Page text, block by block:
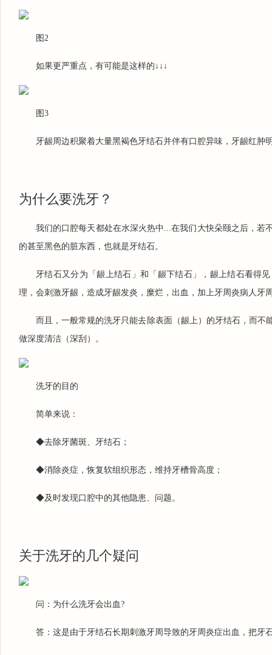
图2
如果更严重点，有可能是这样的↓↓↓
图3
牙龈周边积聚着大量黑褐色牙结石并伴有口腔异味，牙龈红肿
为什么要洗牙？
我们的口腔每天都处在水深火热中...在我们大快朵颐之后，若
的甚至黑色的脏东西，也就是牙结石。
牙结石又分为「龈上结石」和「龈下结石」，龈上结石看得
理，会刺激牙龈，造成牙龈发炎，糜烂，出血，加上牙周炎病人牙
而且，一般常规的洗牙只能去除表面（龈上）的牙结石，而
做深度清洁（深刮）。
洗牙的目的
简单来说：
◆去除牙菌斑、牙结石；
◆消除炎症，恢复软组织形态，维持牙槽骨高度；
◆及时发现口腔中的其他隐患、问题。
关于洗牙的几个疑问
问：为什么洗牙会出血?
答：这是由于牙结石长期刺激牙周导致的牙周炎症出血，把牙
1 3